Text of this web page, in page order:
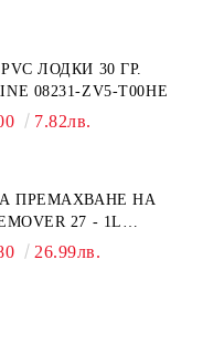
ЛОДКИ 30 ГР.
08231-ZV5-T00HE
7.82лв.
ПРЕМАХВАНЕ НА
27 - 1L
26.99лв.